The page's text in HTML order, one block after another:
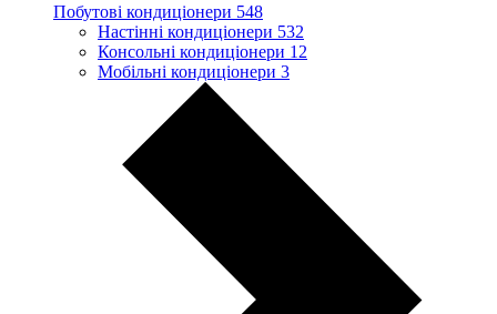
Побутові кондиціонери 548
Настінні кондиціонери 532
Консольні кондиціонери 12
Мобільні кондиціонери 3